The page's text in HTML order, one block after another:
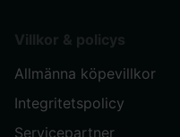
Villkor & policys
Allmänna köpevillkor
Integritetspolicy
Servicepartner